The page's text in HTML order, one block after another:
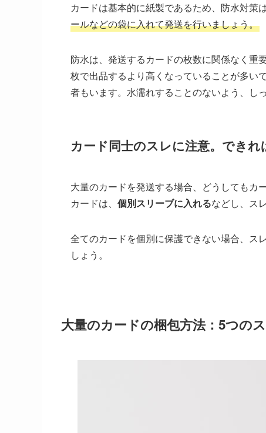
カードは基本的に紙製であるため、防水対策
ールなどの袋に入れて発送を行いましょう。
防水は、発送するカードの枚数に関係なく重
枚で出品するより高くなっていることが多い
者もいます。水濡れすることのないよう、し
カード同士のスレに注意。できれ
大量のカードを発送する場合、どうしてもカ
カードは、 個別スリーブに入れるなどし、ス
全てのカードを個別に保護できない場合、ス
しょう。
大量のカードの梱包方法：5つの